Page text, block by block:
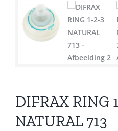
DIFRAX RING
NATURAL 713